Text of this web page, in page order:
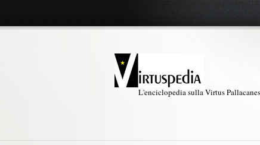
L'enciclopedia sulla Virtus